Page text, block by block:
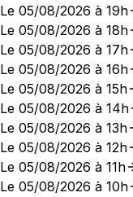
Le 05/08/2026 à 19h
Le 05/08/2026 à 18h
Le 05/08/2026 à 17h
Le 05/08/2026 à 16h
Le 05/08/2026 à 15h
Le 05/08/2026 à 14h
Le 05/08/2026 à 13h
Le 05/08/2026 à 12h
Le 05/08/2026 à 11h
Le 05/08/2026 à 10h